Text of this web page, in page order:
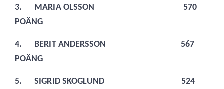
3.
MARIA OLSSON 570
POÄNG
4.
BERIT ANDERSSON 567
POÄNG
5.
SIGRID SKOGLUND 524